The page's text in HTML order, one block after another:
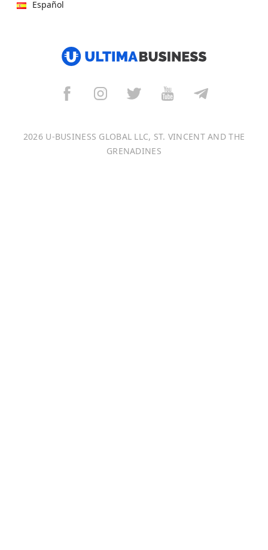
Español
Français
2026 U-BUSINESS GLOBAL LLC, ST. VINCENT AND THE
GRENADINES